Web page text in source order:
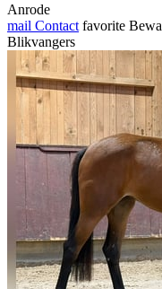
Anrode
mail Contact favorite
Blikvangers